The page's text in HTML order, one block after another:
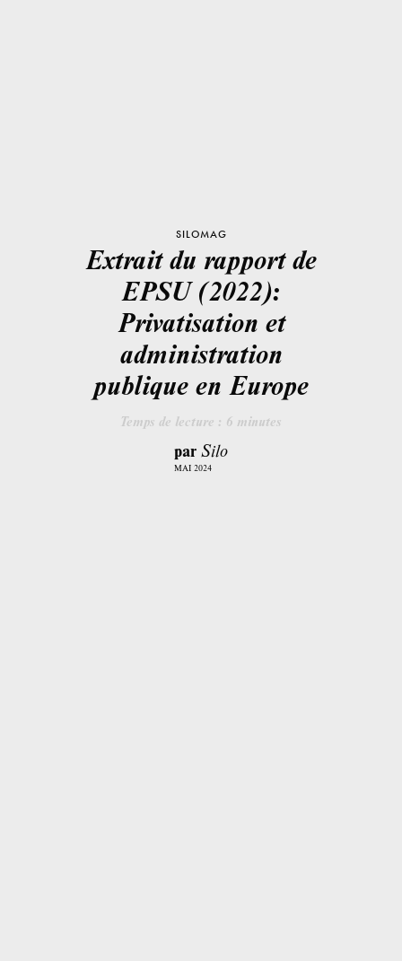
SILOMAG
Extrait du rapport de
EPSU (2022):
Privatisation et
administration
publique en Europe
Temps de lecture : 6 minutes
par Silo
MAI 2024